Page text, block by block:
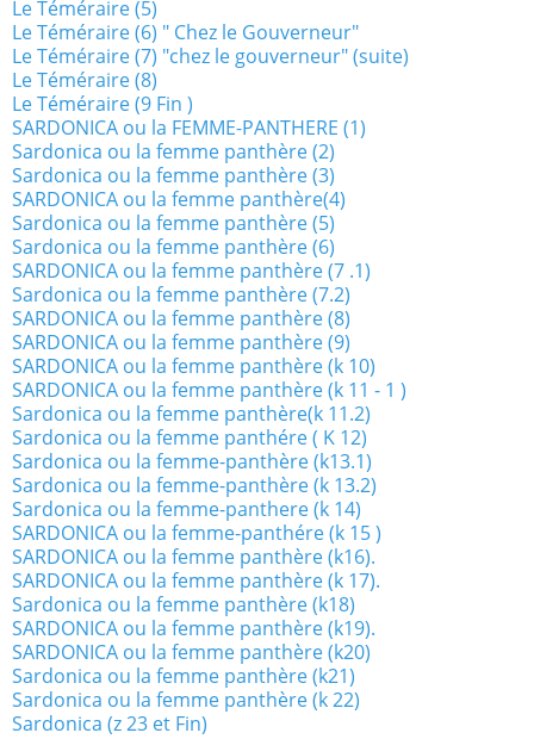
Le Téméraire (5)
Le Téméraire (6) " Chez le Gouverneur"
Le Téméraire (7) "chez le gouverneur" (suite)
Le Téméraire (8)
Le Téméraire (9 Fin )
SARDONICA ou la FEMME-PANTHERE (1)
Sardonica ou la femme panthère (2)
Sardonica ou la femme panthère (3)
SARDONICA ou la femme panthère(4)
Sardonica ou la femme panthère (5)
Sardonica ou la femme panthère (6)
SARDONICA ou la femme panthère (7 .1)
Sardonica ou la femme panthère (7.2)
SARDONICA ou la femme panthère (8)
SARDONICA ou la femme panthère (9)
SARDONICA ou la femme panthère (k 10)
SARDONICA ou la femme panthère (k 11 - 1 )
Sardonica ou la femme panthère(k 11.2)
Sardonica ou la femme panthére ( K 12)
Sardonica ou la femme-panthère (k13.1)
Sardonica ou la femme-panthère (k 13.2)
Sardonica ou la femme-panthere (k 14)
SARDONICA ou la femme-panthére (k 15 )
SARDONICA ou la femme panthère (k16).
SARDONICA ou la femme panthère (k 17).
Sardonica ou la femme panthère (k18)
SARDONICA ou la femme panthère (k19).
SARDONICA ou la femme panthère (k20)
Sardonica ou la femme panthère (k21)
Sardonica ou la femme panthère (k 22)
Sardonica (z 23 et Fin)